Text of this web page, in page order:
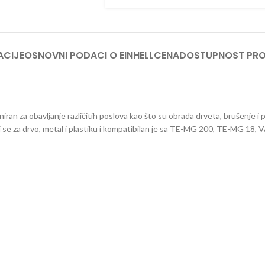
OSNOVNI PODACI O EINHELLCENADOSTUPNOST
za obavljanje različitih poslova kao što su obrada drveta, brušenje i
za drvo, metal i plastiku i kompatibilan je sa TE-MG 200, TE-MG 18,